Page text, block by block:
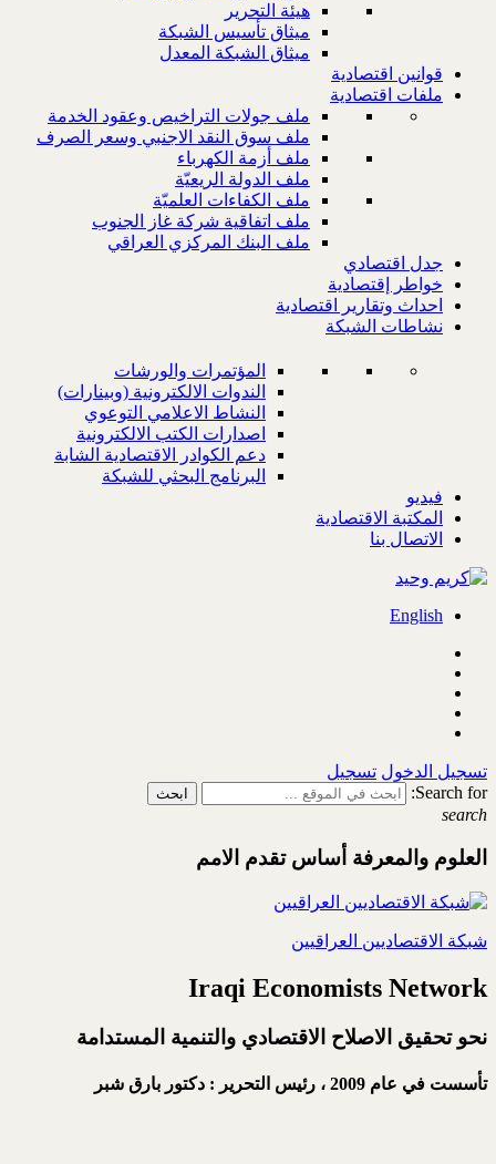
هيئة التحرير
ميثاق تأسيس الشبكة
ميثاق الشبكة المعدل
قوانين اقتصادية
ملفات اقتصادية
ملف جولات التراخيص وعقود الخدمة
ملف سوق النقد الاجنبي وسعر الصرف
ملف أزمة الكهرباء
ملف الدولة الريعيّة
ملف الكفاءات العلميّة
ملف اتفاقية شركة غاز الجنوب
ملف البنك المركزي العراقي
جدل اقتصادي
خواطر إقتصادية
احداث وتقارير اقتصادية
نشاطات الشبكة
المؤتمرات والورشات
الندوات الالكترونية (وبينارات)
النشاط الاعلامي التوعوي
اصدارات الكتب الالكترونية
دعم الكوادر الاقتصادية الشابة
البرنامج البحثي للشبكة
فيديو
المكتبة الاقتصادية
الاتصال بنا
English
تسجيل الدخول تسجيل
Search for:
search
العلوم والمعرفة أساس تقدم الامم
شبكة الاقتصاديين العراقيين
Iraqi Economists Network
نحو تحقيق الاصلاح الاقتصادي والتنمية المستدامة
تأسست في عام 2009 ، رئيس التحرير : دكتور بارق شبر